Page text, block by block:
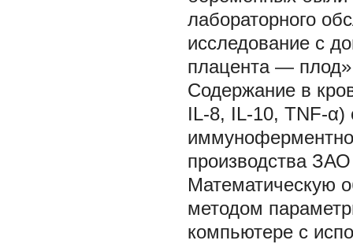
лабораторного
исследование с
плацента —
Содержание в
IL-8, IL-10, TNF-α)
производства
Математическую
методом
компьютере с